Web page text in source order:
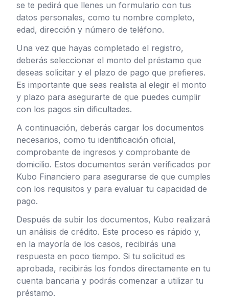
se te pedirá que llenes un formulario con tus
datos personales, como tu nombre completo,
edad, dirección y número de teléfono.
Una vez que hayas completado el registro,
deberás seleccionar el monto del préstamo que
deseas solicitar y el plazo de pago que prefieres.
Es importante que seas realista al elegir el monto
y plazo para asegurarte de que puedes cumplir
con los pagos sin dificultades.
A continuación, deberás cargar los documentos
necesarios, como tu identificación oficial,
comprobante de ingresos y comprobante de
domicilio. Estos documentos serán verificados por
Kubo Financiero para asegurarse de que cumples
con los requisitos y para evaluar tu capacidad de
pago.
Después de subir los documentos, Kubo realizará
un análisis de crédito. Este proceso es rápido y,
en la mayoría de los casos, recibirás una
respuesta en poco tiempo. Si tu solicitud es
aprobada, recibirás los fondos directamente en tu
cuenta bancaria y podrás comenzar a utilizar tu
préstamo.